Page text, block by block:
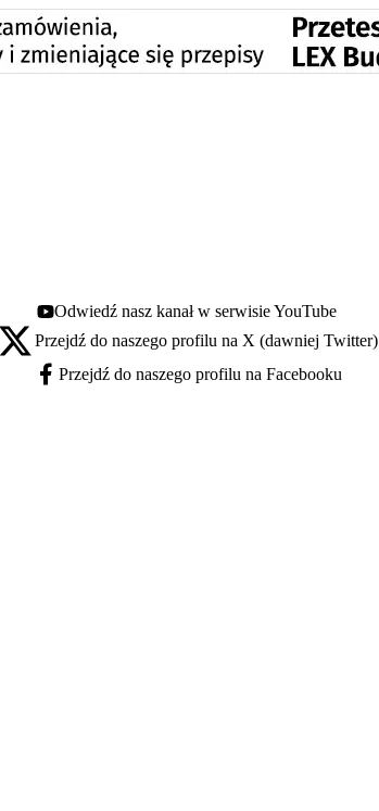
Youtube - otwiera się w nowej karcie
Odwiedź nasz kanał w serwisie YouTube
X - otwiera się w nowej karcie
Przejdź do naszego profilu na X (dawniej Twitter)
Facebook - otwiera się w nowej karcie
Przejdź do naszego profilu na Facebooku